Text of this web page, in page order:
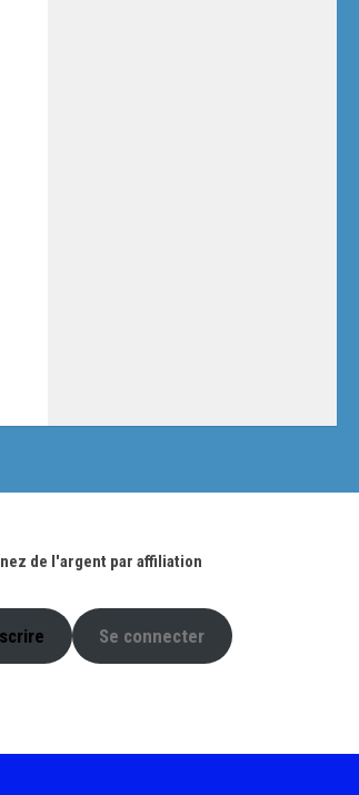
de l'argent par affiliation
Se connecter